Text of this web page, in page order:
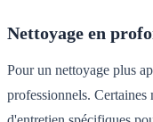
Nettoyage en
Pour un nettoyage plus
professionnels. Certaines